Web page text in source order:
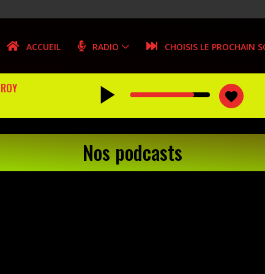
ACCUEIL RADIO CHOISIS LE PROCHAIN
play_arrow favorite
Nos podcasts